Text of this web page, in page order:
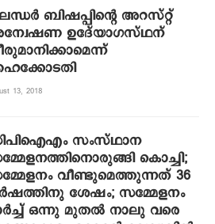
ബിഷപ്പിന്റെ അറസ്റ്റ്
ഉദേ്യാഗസ്ഥന്
13, 2018
സംസ്ഥാന
കൊച്ചി;
വീണ്ടുമെത്തുന്നത് 36
ശേഷം; സമ്മേളനം
ഒന്നു മുതല്‍ നാലു വരെ